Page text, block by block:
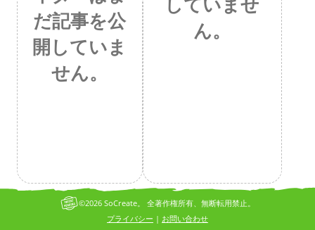
だ記事を公
開していま
せん。
ん。
プライバシー | お問い合わせ
©2026 SoCreate。 全著作権所有、無断転用禁止。